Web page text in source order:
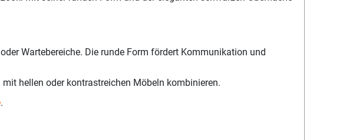
Wartebereiche. Die runde Form fördert Kommunikation und
hellen oder kontrastreichen Möbeln kombinieren.
.